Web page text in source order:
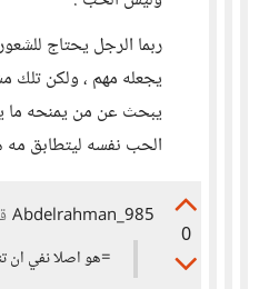
ربما الرجل يحتاج
يجعله مهم ، ولكن تلك
يبحث عن من يمنحه ما
الحب نفسه ليتطابق مه
0
Abdelrahman_985
=هو اصلا نفي ان